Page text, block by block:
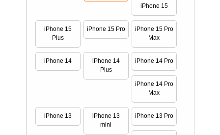
iPhone 15
iPhone 15
Plus
iPhone 15 Pro
iPhone 15 Pro
Max
iPhone 14
iPhone 14
Plus
iPhone 14 Pro
iPhone 14 Pro
Max
iPhone 13
iPhone 13
mini
iPhone 13 Pro